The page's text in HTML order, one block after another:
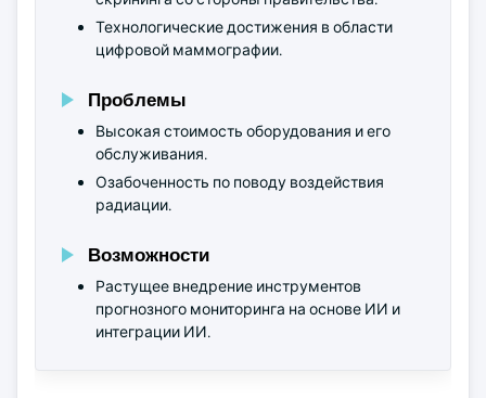
Технологические достижения в области
цифровой маммографии.
Проблемы
Высокая стоимость оборудования и его
обслуживания.
Озабоченность по поводу воздействия
радиации.
Возможности
Растущее внедрение инструментов
прогнозного мониторинга на основе ИИ и
интеграции ИИ.